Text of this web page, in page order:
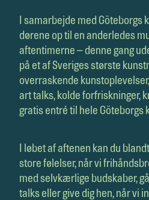
I samarbejde med Göteborgs
dørene op til en anderledes
aftentimerne – denne gang
på et af Sveriges største
overraskende
art talks, kolde forfriskninger,
gratis entré til hele Göteborgs
I løbet af aftenen kan du
store følelser, når vi
med selvkærlige budskaber,
talks eller give dig hen, når vi